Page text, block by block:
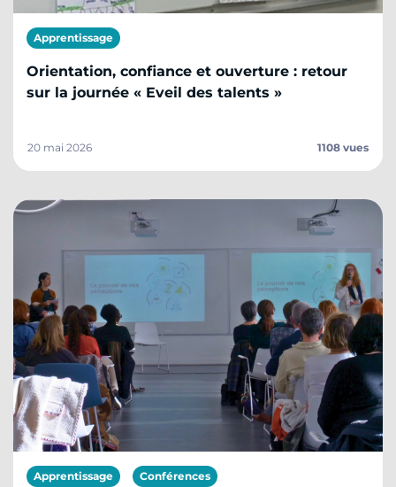
Apprentissage
Orientation, confiance et ouverture : retour
sur la journée « Eveil des talents »
20 mai 2026 1108 vues
Apprentissage Conférences